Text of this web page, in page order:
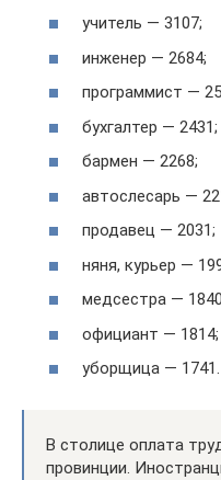
учитель — 3107;
инженер — 2684;
программист —
бухгалтер — 2431;
бармен — 2268;
автослесарь —
продавец — 2031;
няня, курьер —
медсестра —
официант — 1814;
уборщица — 1741.
В столице оплата
провинции.